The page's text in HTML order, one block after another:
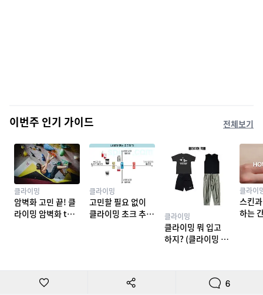
이번주 인기 가이드 전체보기
클라이밍
암벽화 고민 끝! 클
라이밍 암벽화 top
클라이밍
고민할 필요 없이
클라이밍 초크 추천
클라이밍
클라이밍 뭐 입고
하지? (클라이밍 복
클라이
스킨
하는
6